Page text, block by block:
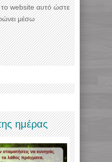
website αυτό ώστε
μέσω
ημέρας